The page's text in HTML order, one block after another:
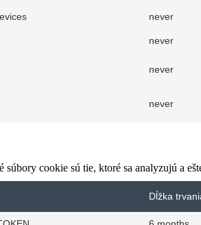
never
never
never
never
súbory cookie sú tie, ktoré sa analyzujú a
Dĺžka